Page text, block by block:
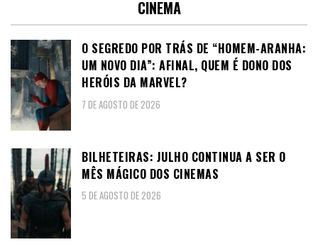
CINEMA
O SEGREDO POR TRÁS DE “HOMEM-ARANHA:
UM NOVO DIA”: AFINAL, QUEM É DONO DOS
HERÓIS DA MARVEL?
7 DE AGOSTO DE 2026
BILHETEIRAS: JULHO CONTINUA A SER O
MÊS MÁGICO DOS CINEMAS
5 DE AGOSTO DE 2026